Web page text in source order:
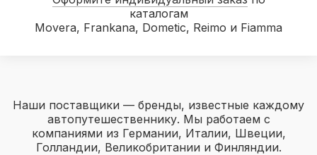
каталогам
Movera, Frankana, Dometic, Reimo и Fiamma
Наши поставщики — бренды, известные каждому
автопутешественнику. Мы работаем с
компаниями из Германии, Италии, Швеции,
Голландии, Великобритании и Финляндии.